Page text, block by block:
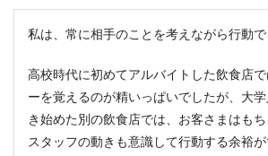
私は、常に相手のことを考えながら行動で
高校時代に初めてアルバイトした飲食店
ーを覚えるのが精いっぱいでしたが、大
き始めた別の飲食店では、お客さまはも
スタッフの動きも意識して行動する余裕